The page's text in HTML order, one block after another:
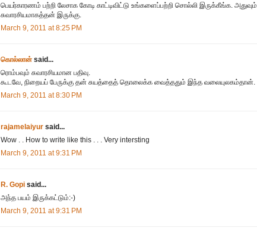
பெயர்காரணம் பற்றி லேசாக கோடி காட்டிவிட்டு உங்களைப்பற்றி சொல்லி இருக்கீங்க. அதுவும்
சுவாரசியமாகத்தன் இருக்கு.
March 9, 2011 at 8:25 PM
கொல்லான் said...
ரொம்பவும் சுவாரசியமான பதிவு.
கூடவே, நிறையப் பேருக்கு தன் சுயத்தைத் தொலைக்க வைத்ததும் இந்த வலையுலகம்தான்.
March 9, 2011 at 8:30 PM
rajamelaiyur said...
Wow . . How to write like this . . . Very intersting
March 9, 2011 at 9:31 PM
R. Gopi said...
அந்த பயம் இருக்கட்டும்:-)
March 9, 2011 at 9:31 PM